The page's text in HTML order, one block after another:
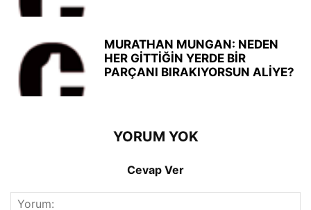
MURATHAN MUNGAN: NEDEN
HER GİTTİĞİN YERDE BİR
PARÇANI BIRAKIYORSUN ALİYE?
YORUM YOK
Cevap Ver